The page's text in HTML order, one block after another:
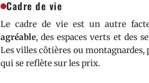
Cadre de vie
Le cadre de vie est un autre
agréable, des espaces verts et des
Les villes côtières ou
qui se reflète sur les prix.